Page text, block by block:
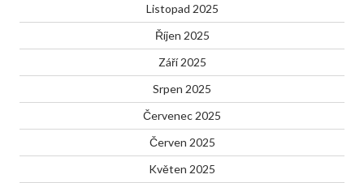
Listopad 2025
Říjen 2025
Září 2025
Srpen 2025
Červenec 2025
Červen 2025
Květen 2025